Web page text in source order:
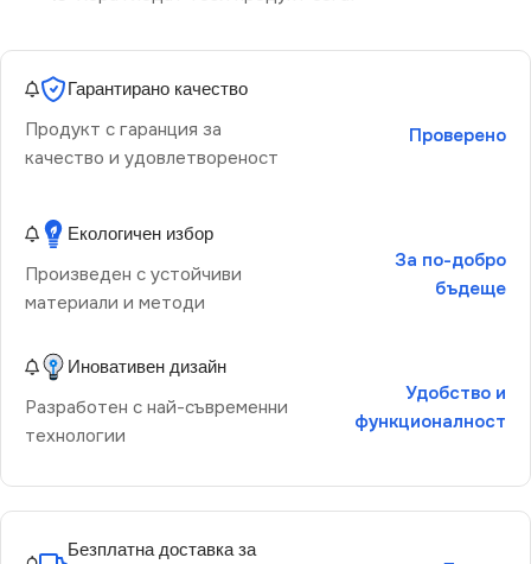
Гарантирано качество
Продукт с гаранция за
качество и удовлетвореност
Проверено
Екологичен избор
Произведен с устойчиви
материали и методи
За по-добро
бъдеще
Иновативен дизайн
Разработен с най-съвременни
технологии
Удобство и
функционалност
Безплатна доставка за